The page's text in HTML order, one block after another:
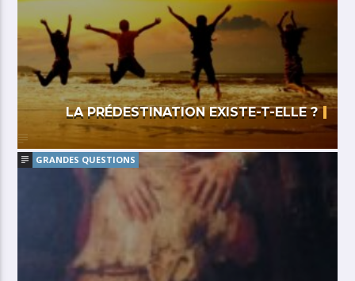
LA PRÉDESTINATION EXISTE-T-ELLE ?
GRANDES QUESTIONS